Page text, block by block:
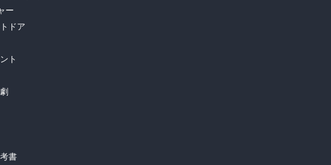
ー
ドア
ト
書